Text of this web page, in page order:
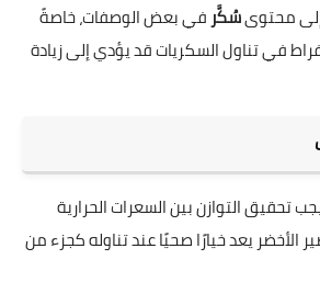
إلى محتوىسُكَّرفي بعض الوصفات، خاصةً
في تناول السكريات قد يؤدي إلى زيادة
تحقيق التوازن بين السعرات الحرارية
الأخضر يعد خيارًا صحيًا عند تناوله كجزء من